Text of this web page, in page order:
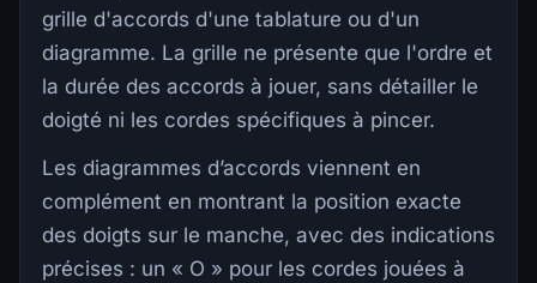
grille d'accords d'une tablature ou d'un
diagramme. La grille ne présente que l'ordre et
la durée des accords à jouer, sans détailler le
doigté ni les cordes spécifiques à pincer.
Les diagrammes d’accords viennent en
complément en montrant la position exacte
des doigts sur le manche, avec des indications
précises : un « O » pour les cordes jouées à